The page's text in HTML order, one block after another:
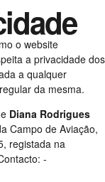
o website
a privacidade dos
a qualquer
da mesma.
Diana Rodrigues
Campo de Aviação,
registada na
-